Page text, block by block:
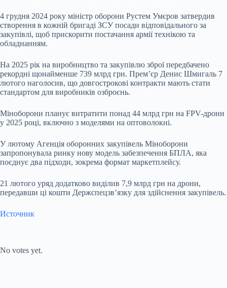
4 грудня 2024 року міністр оборони Рустем Умєров затвердив
створення в кожній бригаді ЗСУ посади відповідального за
закупівлі, щоб прискорити постачання армії технікою та
обладнанням.
На 2025 рік на виробництво та закупівлю зброї передбачено
рекордні щонайменше 739 млрд грн. Прем’єр Денис Шмигаль 7
лютого наголосив, що довгострокові контракти мають стати
стандартом для виробників озброєнь.
Міноборони планує витратити понад 44 млрд грн на FPV-дрони
у 2025 році, включно з моделями на оптоволокні.
У лютому Агенція оборонних закупівель Міноборони
запропонувала ринку нову модель забезпечення БПЛА, яка
поєднує два підходи, зокрема формат маркетплейсу.
21 лютого уряд додатково виділив 7,9 млрд грн на дрони,
передавши ці кошти Держспецзв’язку для здійснення закупівель.
Источник
No votes yet.